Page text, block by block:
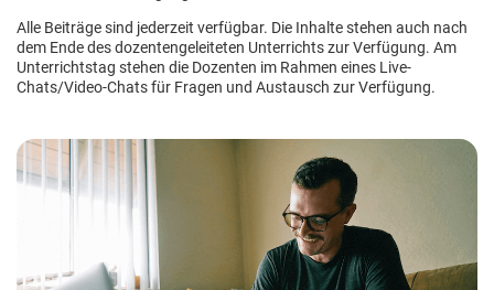
Alle Beiträge sind jederzeit verfügbar. Die Inhalte stehen auch nach
dem Ende des dozentengeleiteten Unterrichts zur Verfügung. Am
Unterrichtstag stehen die Dozenten im Rahmen eines Live-
Chats/Video-Chats für Fragen und Austausch zur Verfügung.